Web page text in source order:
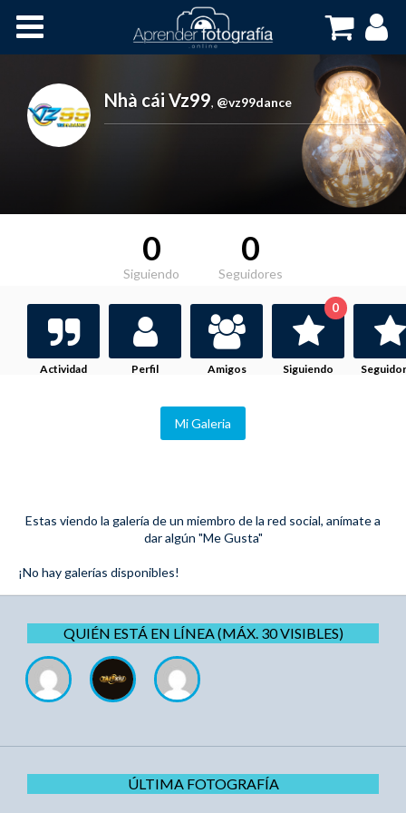
Cursos OnLine
Nhà cái Vz99, @vz99dance
0
Siguiendo
0
Seguidores
Actividad Perfil Amigos Siguiendo
0
Mi Galeria
Estas viendo la galería de un miembro de la red social, anímate a
dar algún "Me Gusta"
¡No hay galerías disponibles!
QUIÉN ESTÁ EN LÍNEA (MÁX. 30 VISIBLES)
ÚLTIMA FOTOGRAFÍA